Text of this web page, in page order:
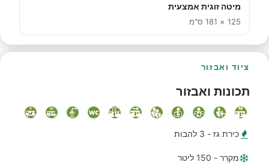
מיטה זוגית אמצעית
125 × 181 ס"מ
ציוד ואבזור
תכונות ואבזור
כירת גז - 3 להבות
מקרר - 150 ליטר